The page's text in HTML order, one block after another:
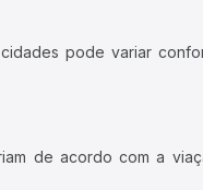
pode variar
de acordo com a